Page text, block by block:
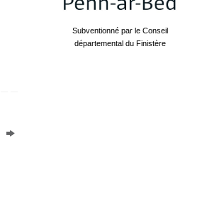
Subventionné par le Conseil
départemental du Finistère